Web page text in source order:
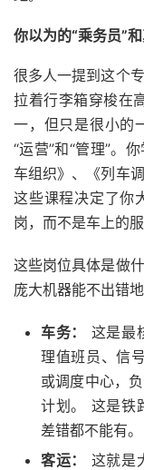
你以为的“乘务员”
很多人一提到这个
拉着行李箱穿梭在
一，但只是很小的
“运营”和“管理”。
车组织》、《列车
这些课程决定了你
岗，而不是车上的服
这些岗位具体是做
庞大机器能不出错
车务：
这是最
理值班员、信
或调度中心，
计划。 这是铁
差错都不能有。
客运：
这就是